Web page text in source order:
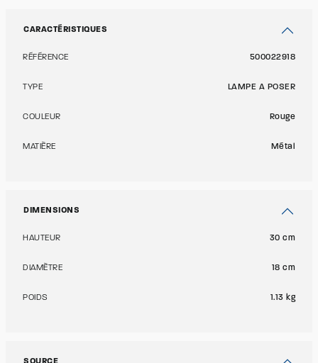
CARACTÉRISTIQUES
RÉFÉRENCE 500022918
TYPE LAMPE A POSER
COULEUR Rouge
MATIÈRE Métal
DIMENSIONS
HAUTEUR 30 cm
DIAMÈTRE 18 cm
POIDS 1.13 kg